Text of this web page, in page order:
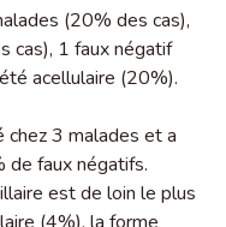
(20% des cas),
cas), 1 faux négatif
acellulaire (20%).
chez 3 malades et a
faux négatifs.
est de loin le plus